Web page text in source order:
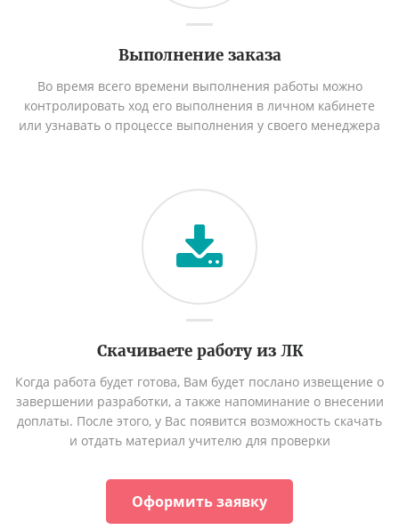
Выполнение заказа
Во время всего времени выполнения работы можно
контролировать ход его выполнения в личном кабинете
или узнавать о процессе выполнения у своего менеджера
Скачиваете работу из ЛК
Когда работа будет готова, Вам будет послано извещение о
завершении разработки, а также напоминание о внесении
доплаты. После этого, у Вас появится возможность скачать
и отдать материал учителю для проверки
Оформить заявку